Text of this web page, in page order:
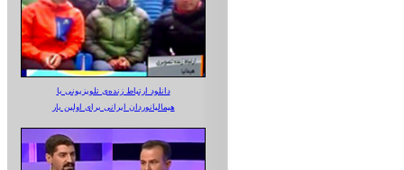
دانلود ارتباط زنده‌ی تلویزیونی‌ با
هیمالیانوردان ایرانی برای اولین بار